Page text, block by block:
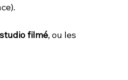
filmé, ou les